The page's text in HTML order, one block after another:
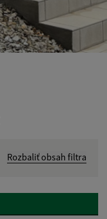
Rozbaliť obsah filtra